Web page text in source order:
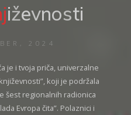
ji
i žž
evnosti
2024
je i tvoja priča, univerzalne
koji je podržala
šest regionalnih radionica
Evropa čita”. Polaznici i